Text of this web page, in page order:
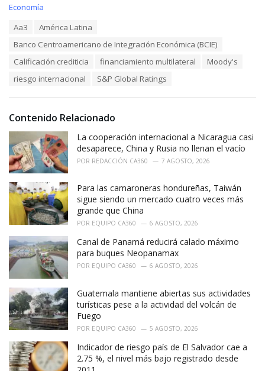
C
:
Economía
Aa3
América Latina
Banco Centroamericano de Integración Económica (BCIE)
Calificación crediticia
financiamiento multilateral
Moody's
riesgo internacional
S&P Global Ratings
Contenido Relacionado
La cooperación internacional a Nicaragua casi
desaparece, China y Rusia no llenan el vacío
POR REDACCIÓN CA360 7 AGOSTO, 2026
Para las camaroneras hondureñas, Taiwán
sigue siendo un mercado cuatro veces más
grande que China
POR EQUIPO CA360 6 AGOSTO, 2026
Canal de Panamá reducirá calado máximo
para buques Neopanamax
POR EQUIPO CA360 6 AGOSTO, 2026
Guatemala mantiene abiertas sus actividades
turísticas pese a la actividad del volcán de
Fuego
POR EQUIPO CA360 5 AGOSTO, 2026
Indicador de riesgo país de El Salvador cae a
2.75 %, el nivel más bajo registrado desde